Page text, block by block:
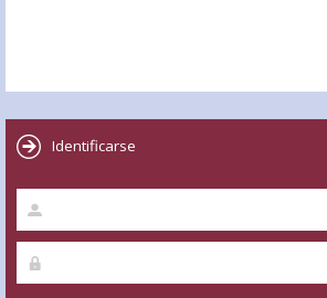
Identificarse